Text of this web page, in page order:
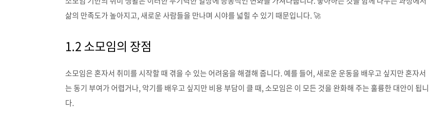
삶의 만족도가 높아지고, 새로운 사람들을 만나며 시야를 넓힐 수 있기 때문입니다. 🚀
1.2 소모임의 장점
소모임은 혼자서 취미를 시작할 때 겪을 수 있는 어려움을 해결해 줍니다. 예를 들어, 새로운 운동을 배우고 싶지만 혼자서
는 동기 부여가 어렵거나, 악기를 배우고 싶지만 비용 부담이 클 때, 소모임은 이 모든 것을 완화해 주는 훌륭한 대안이 됩니
다.